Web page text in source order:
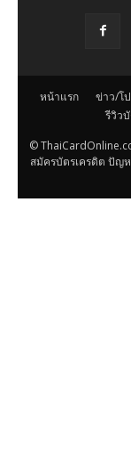
หน้าแรก ข่าว/โ
รีวิว
©
สมัครบัตรเครดิต ปัญ